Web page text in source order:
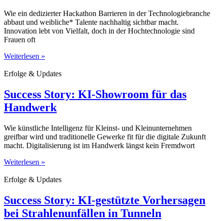
Wie ein dedizierter Hackathon Barrieren in der Technologiebranche
abbaut und weibliche* Talente nachhaltig sichtbar macht.
Innovation lebt von Vielfalt, doch in der Hochtechnologie sind
Frauen oft
Weiterlesen »
Erfolge & Updates
Success Story: KI-Showroom für das
Handwerk
Wie künstliche Intelligenz für Kleinst- und Kleinunternehmen
greifbar wird und traditionelle Gewerke fit für die digitale Zukunft
macht. Digitalisierung ist im Handwerk längst kein Fremdwort
Weiterlesen »
Erfolge & Updates
Success Story: KI-gestützte Vorhersagen
bei Strahlenunfällen in Tunneln